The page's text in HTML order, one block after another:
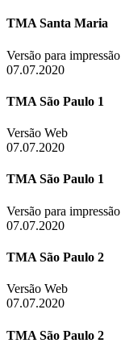
TMA Santa Maria
Versão para impressão
07.07.2020
TMA São Paulo 1
Versão Web
07.07.2020
TMA São Paulo 1
Versão para impressão
07.07.2020
TMA São Paulo 2
Versão Web
07.07.2020
TMA São Paulo 2